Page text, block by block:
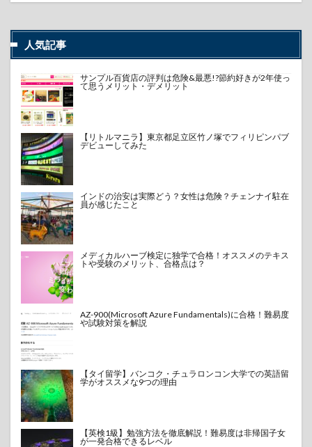
人気記事
サンプル百貨店の評判は危険&最悪!?節約好きが2年使っ
て思うメリット・デメリット
【リトルマニラ】東京都足立区竹ノ塚でフィリピンパブ
デビューしてみた
インドの治安は実際どう？女性は危険？チェンナイ駐在
員が感じたこと
メディカルハーブ検定に独学で合格！オススメのテキス
トや受験のメリット、合格点は？
AZ-900(Microsoft Azure Fundamentals)に合格！難易度
や試験対策を解説
【タイ留学】バンコク・チュラロンコン大学での英語留
学がオススメな9つの理由
【英検1級】勉強方法を徹底解説！難易度は非帰国子女
が一発合格できるレベル